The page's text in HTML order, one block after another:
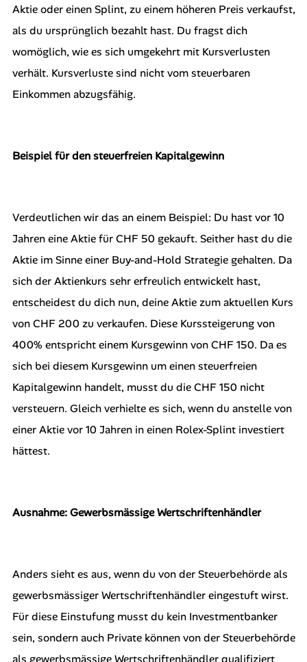
Aktie oder einen Splint, zu einem höheren Preis verkaufst,
als du ursprünglich bezahlt hast. Du fragst dich
womöglich, wie es sich umgekehrt mit Kursverlusten
verhält. Kursverluste sind nicht vom steuerbaren
Einkommen abzugsfähig.
Beispiel für den steuerfreien Kapitalgewinn
Verdeutlichen wir das an einem Beispiel: Du hast vor 10
Jahren eine Aktie für CHF 50 gekauft. Seither hast du die
Aktie im Sinne einer Buy-and-Hold Strategie gehalten. Da
sich der Aktienkurs sehr erfreulich entwickelt hast,
entscheidest du dich nun, deine Aktie zum aktuellen Kurs
von CHF 200 zu verkaufen. Diese Kurssteigerung von
400% entspricht einem Kursgewinn von CHF 150. Da es
sich bei diesem Kursgewinn um einen steuerfreien
Kapitalgewinn handelt, musst du die CHF 150 nicht
versteuern. Gleich verhielte es sich, wenn du anstelle von
einer Aktie vor 10 Jahren in einen Rolex-Splint investiert
hättest.
Ausnahme: Gewerbsmässige Wertschriftenhändler
Anders sieht es aus, wenn du von der Steuerbehörde als
gewerbsmässiger Wertschriftenhändler eingestuft wirst.
Für diese Einstufung musst du kein Investmentbanker
sein, sondern auch Private können von der Steuerbehörde
als gewerbsmässige Wertschriftenhändler qualifiziert